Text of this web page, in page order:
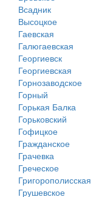
Всадник
Высоцкое
Гаевская
Галюгаевская
Георгиевск
Георгиевская
Горнозаводское
Горный
Горькая Балка
Горьковский
Гофицкое
Гражданское
Грачевка
Греческое
Григорополисская
Грушевское